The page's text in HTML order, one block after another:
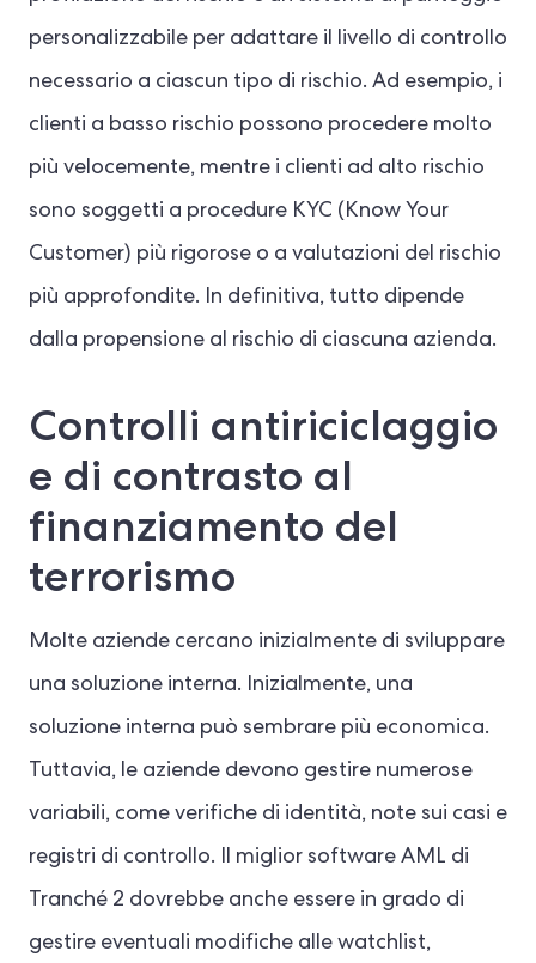
personalizzabile per adattare il livello di controllo
necessario a ciascun tipo di rischio. Ad esempio, i
clienti a basso rischio possono procedere molto
più velocemente, mentre i clienti ad alto rischio
sono soggetti a procedure KYC (Know Your
Customer) più rigorose o a valutazioni del rischio
più approfondite. In definitiva, tutto dipende
dalla propensione al rischio di ciascuna azienda.
Controlli antiriciclaggio
e di contrasto al
finanziamento del
terrorismo
Molte aziende cercano inizialmente di sviluppare
una soluzione interna. Inizialmente, una
soluzione interna può sembrare più economica.
Tuttavia, le aziende devono gestire numerose
variabili, come verifiche di identità, note sui casi e
registri di controllo. Il miglior software AML di
Tranché 2 dovrebbe anche essere in grado di
gestire eventuali modifiche alle watchlist,